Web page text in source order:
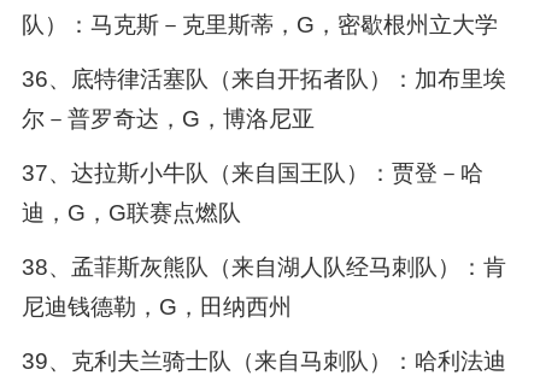
队）：马克斯－克里斯蒂，G，密歇根州立大学
36、底特律活塞队（来自开拓者队）：加布里埃
尔－普罗奇达，G，博洛尼亚
37、达拉斯小牛队（来自国王队）：贾登－哈
迪，G，G联赛点燃队
38、孟菲斯灰熊队（来自湖人队经马刺队）：肯
尼迪钱德勒，G，田纳西州
39、克利夫兰骑士队（来自马刺队）：哈利法迪